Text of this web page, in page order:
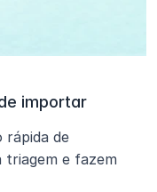
importar
rápida de
triagem e fazem